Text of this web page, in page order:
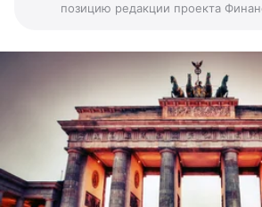
позицию редакции проекта